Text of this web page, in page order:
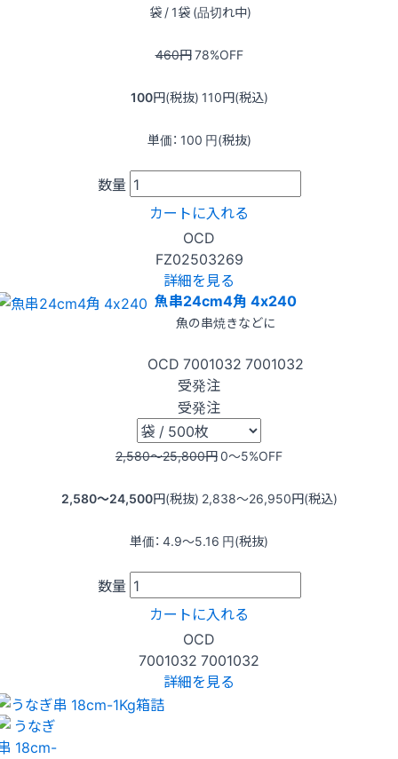
袋 / 1袋 (品切れ中)
460円78%OFF
100円(税抜) 110円(税込)
単価： 100 円(税抜)
数量
カートに入れる
OCD
FZ02503269
詳細を見る
魚串24cm4角 4x240
魚の串焼きなどに
OCD 7001032 7001032
受発注
受発注
2,580〜25,800円0〜5%OFF
2,580〜24,500円(税抜) 2,838〜26,950円(税込)
単価： 4.9〜5.16 円(税抜)
数量
カートに入れる
OCD
7001032 7001032
詳細を見る